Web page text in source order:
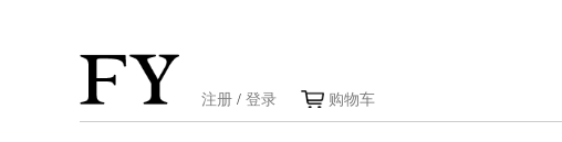
注册 / 登录 购物车